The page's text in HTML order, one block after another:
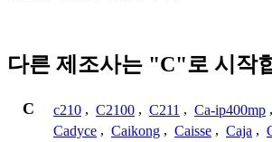
다른 제조사는 "C"로 시작
C c210 , C2100 , C211 , Ca-ip400mp ,
Cadyce , Caikong , Caisse , Caja ,